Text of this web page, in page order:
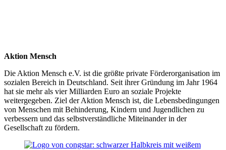
Aktion Mensch
Die Aktion Mensch e.V. ist die größte private Förderorganisation im
sozialen Bereich in Deutschland. Seit ihrer Gründung im Jahr 1964
hat sie mehr als vier Milliarden Euro an soziale Projekte
weitergegeben. Ziel der Aktion Mensch ist, die Lebensbedingungen
von Menschen mit Behinderung, Kindern und Jugendlichen zu
verbessern und das selbstverständliche Miteinander in der
Gesellschaft zu fördern.